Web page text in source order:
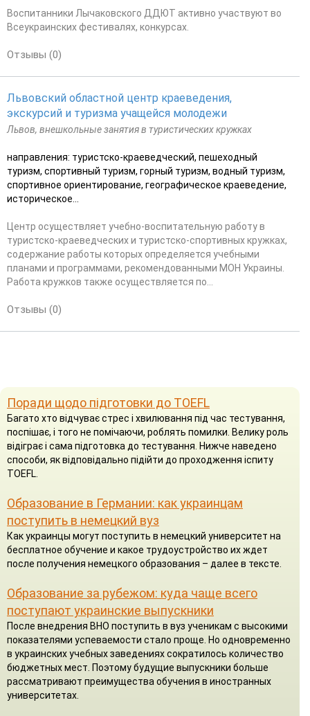
Воспитанники Лычаковского ДДЮТ активно участвуют во
Всеукраинских фестивалях, конкурсах.
Отзывы (0)
Львовский областной центр краеведения,
экскурсий и туризма учащейся молодежи
Львов, внешкольные занятия в туристических кружках
направления: туристско-краеведческий, пешеходный
туризм, спортивный туризм, горный туризм, водный туризм,
спортивное ориентирование, географическое краеведение,
историческое...
Центр осуществляет учебно-воспитательную работу в
туристско-краеведческих и туристско-спортивных кружках,
содержание работы которых определяется учебными
планами и программами, рекомендованными МОН Украины.
Работа кружков также осуществляется по...
Отзывы (0)
Поради щодо підготовки до TOEFL
Багато хто відчуває стрес і хвилювання під час тестування,
поспішає, і того не помічаючи, роблять помилки. Велику роль
відіграє і сама підготовка до тестування. Нижче наведено
способи, як відповідально підійти до проходження іспиту
TOEFL.
Образование в Германии: как украинцам
поступить в немецкий вуз
Как украинцы могут поступить в немецкий университет на
бесплатное обучение и какое трудоустройство их ждет
после получения немецкого образования – далее в тексте.
Образование за рубежом: куда чаще всего
поступают украинские выпускники
После внедрения ВНО поступить в вуз ученикам с высокими
показателями успеваемости стало проще. Но одновременно
в украинских учебных заведениях сократилось количество
бюджетных мест. Поэтому будущие выпускники больше
рассматривают преимущества обучения в иностранных
университетах.